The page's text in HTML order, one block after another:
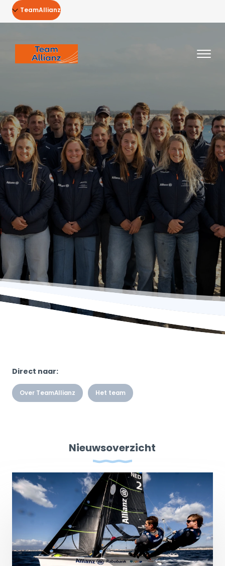
TeamAllianz
Direct naar:
Over TeamAllianz Het team
Nieuwsoverzicht